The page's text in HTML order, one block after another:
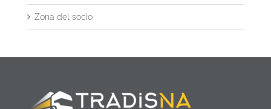
Zona del socio